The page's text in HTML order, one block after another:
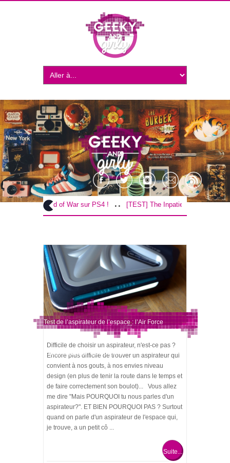
[TEST] God of War sur PS4 ! .. [TEST] The Inpatient sur PS4 / VR ! ..
Test de l’aspirateur de l’espace : l’Air Force
Extreme Lithium de Rowenta
Difficile de choisir un aspirateur, n'est-ce pas ?
Encore plus difficile de trouver un aspirateur qui
convient à nos gouts, à nos envies niveau
design (en plus de tenir la route dans le temps et
de faire correctement son boulot)... Vous allez
me dire "Mais POURQUOI tu nous parles d'un
aspirateur?". ET BIEN POURQUOI PAS ? Surtout
quand on parle d'un aspirateur de l'espace qui,
je trouve, a un petit cô ...
Suite...